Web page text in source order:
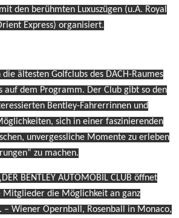
den berühmten Luxuszügen (u.A. Royal
Express) organisiert.
ältesten Golfclubs des DACH-Raumes
auf dem Programm. Der Club gibt so den
Bentley-Fahrerrinnen und
sich in einer faszinierenden
unvergessliche Momente zu erleben
zu machen.
BENTLEY AUTOMOBIL CLUB öffnet
Mitglieder die Möglichkeit an ganz
– Wiener Opernball, Rosenball in Monaco,